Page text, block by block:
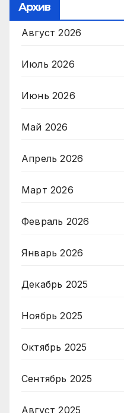
Архив
Август 2026
Июль 2026
Июнь 2026
Май 2026
Апрель 2026
Март 2026
Февраль 2026
Январь 2026
Декабрь 2025
Ноябрь 2025
Октябрь 2025
Сентябрь 2025
Август 2025